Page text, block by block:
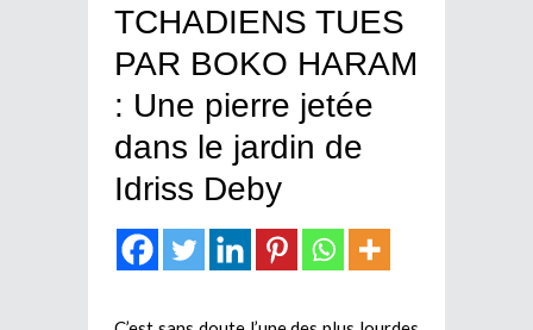
TCHADIENS TUES
PAR BOKO HARAM
: Une pierre jetée
dans le jardin de
Idriss Deby